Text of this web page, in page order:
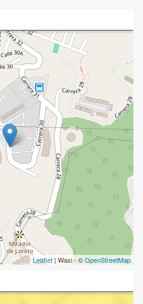
Leaflet | Wasi - ©OpenStreetMap